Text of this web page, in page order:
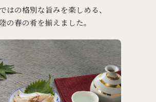
はの格別な旨みを楽しめる、
の春の肴を揃えました。